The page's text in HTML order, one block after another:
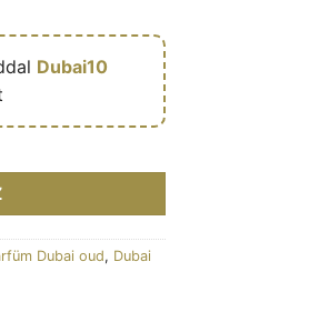
Dubai10
Oud mennyiség
Dubai oud, Dubai